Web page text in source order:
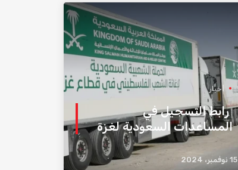
أخبار
رابط التسجيل في
المساعدات السعودية لغزة
15 نوفمبر، 2024